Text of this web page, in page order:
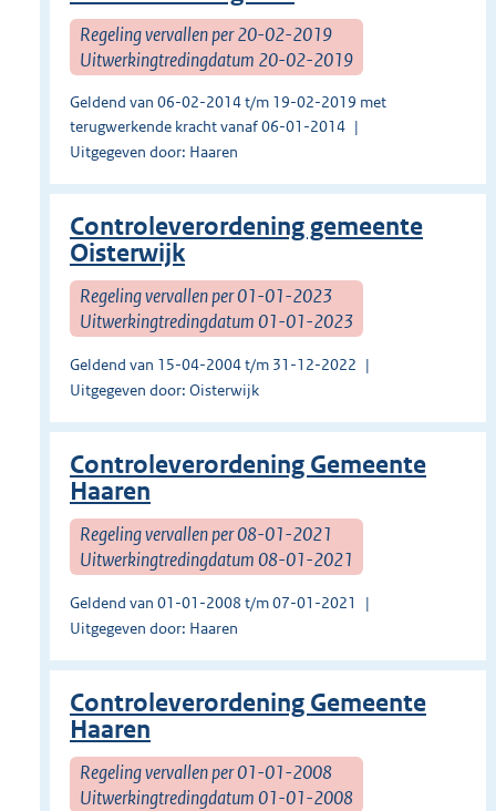
Regeling vervallen per 20-02-2019
Uitwerkingtredingdatum 20-02-2019
Geldend van 06-02-2014 t/m 19-02-2019 met
terugwerkende kracht vanaf 06-01-2014
Uitgegeven door: Haaren
Controleverordening gemeente
Oisterwijk
Regeling vervallen per 01-01-2023
Uitwerkingtredingdatum 01-01-2023
Geldend van 15-04-2004 t/m 31-12-2022
Uitgegeven door: Oisterwijk
Controleverordening Gemeente
Haaren
Regeling vervallen per 08-01-2021
Uitwerkingtredingdatum 08-01-2021
Geldend van 01-01-2008 t/m 07-01-2021
Uitgegeven door: Haaren
Controleverordening Gemeente
Haaren
Regeling vervallen per 01-01-2008
Uitwerkingtredingdatum 01-01-2008